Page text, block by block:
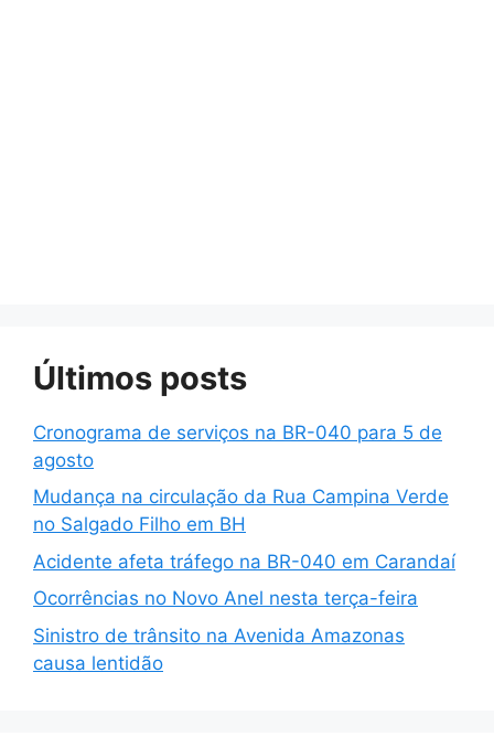
Últimos posts
Cronograma de serviços na BR-040 para 5 de
agosto
Mudança na circulação da Rua Campina Verde
no Salgado Filho em BH
Acidente afeta tráfego na BR-040 em Carandaí
Ocorrências no Novo Anel nesta terça-feira
Sinistro de trânsito na Avenida Amazonas
causa lentidão